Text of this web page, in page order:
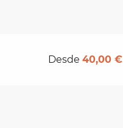
Desde40,00 €